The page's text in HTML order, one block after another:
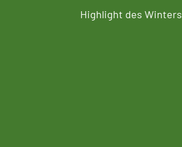
Highlight des Winters